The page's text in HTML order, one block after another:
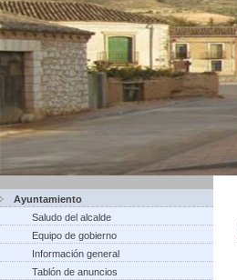
Ayuntamiento
Saludo del alcalde
Equipo de gobierno
Información general
Tablón de anuncios